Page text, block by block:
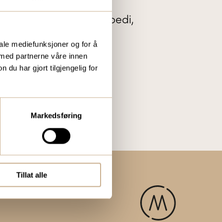
mediefunksjoner og for å
partnerne våre innen
du har gjort tilgjengelig for
Markedsføring
Tillat alle
nytt innenfor ortopedi,
og mikroskopi.